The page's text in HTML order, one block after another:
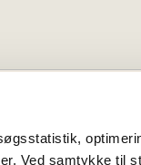
Ved samtykke til